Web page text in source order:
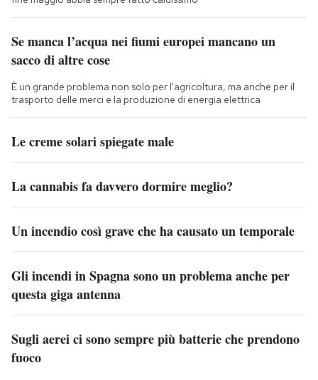
Se manca l’acqua nei fiumi europei mancano un
sacco di altre cose
È un grande problema non solo per l'agricoltura, ma anche per il
trasporto delle merci e la produzione di energia elettrica
Le creme solari spiegate male
La cannabis fa davvero dormire meglio?
Un incendio così grave che ha causato un temporale
Gli incendi in Spagna sono un problema anche per
questa giga antenna
Sugli aerei ci sono sempre più batterie che prendono
fuoco